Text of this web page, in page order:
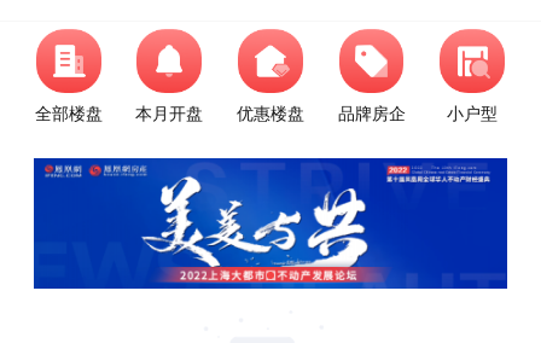
全部楼盘 本月开盘 优惠楼盘 品牌房企 小户型